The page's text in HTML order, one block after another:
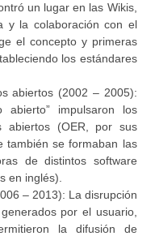
un lugar en las Wikis,
y la colaboración con el
el concepto y primeras
los estándares
abiertos (2002 – 2005):
abierto” impulsaron los
abiertos (OER, por sus
también se formaban las
de distintos software
en inglés).
– 2013): La disrupción
por el usuario,
la difusión de